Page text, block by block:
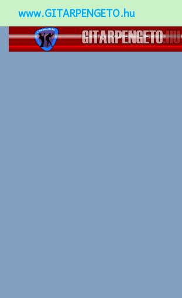
www.GITARPENGETO.hu
Népszerű-